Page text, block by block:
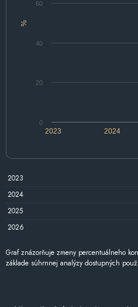
%
2024
2023
0
20
40
60
2023
2024
2025
2026
Graf znázorňuje zmeny percentuálneho
základe súhrnnej analýzy dostupných